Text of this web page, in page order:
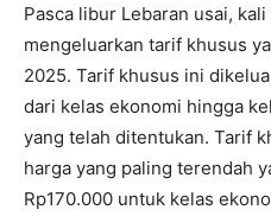
Pasca libur Lebaran usai,
mengeluarkan tarif khusus
2025. Tarif khusus ini
dari kelas ekonomi hingga
yang telah ditentukan. Tarif
harga yang paling terendah
Rp170.000 untuk kelas